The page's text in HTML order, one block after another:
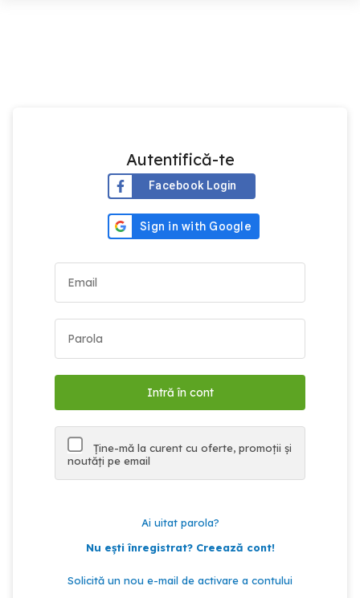
Autentifică-te
Facebook Login
Ține-mă la curent cu oferte, promoții și
noutăți pe email
Ai uitat parola?
Nu ești înregistrat? Creează cont!
Solicită un nou e-mail de activare a contului